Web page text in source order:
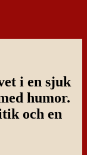
i en sjuk
humor.
och en